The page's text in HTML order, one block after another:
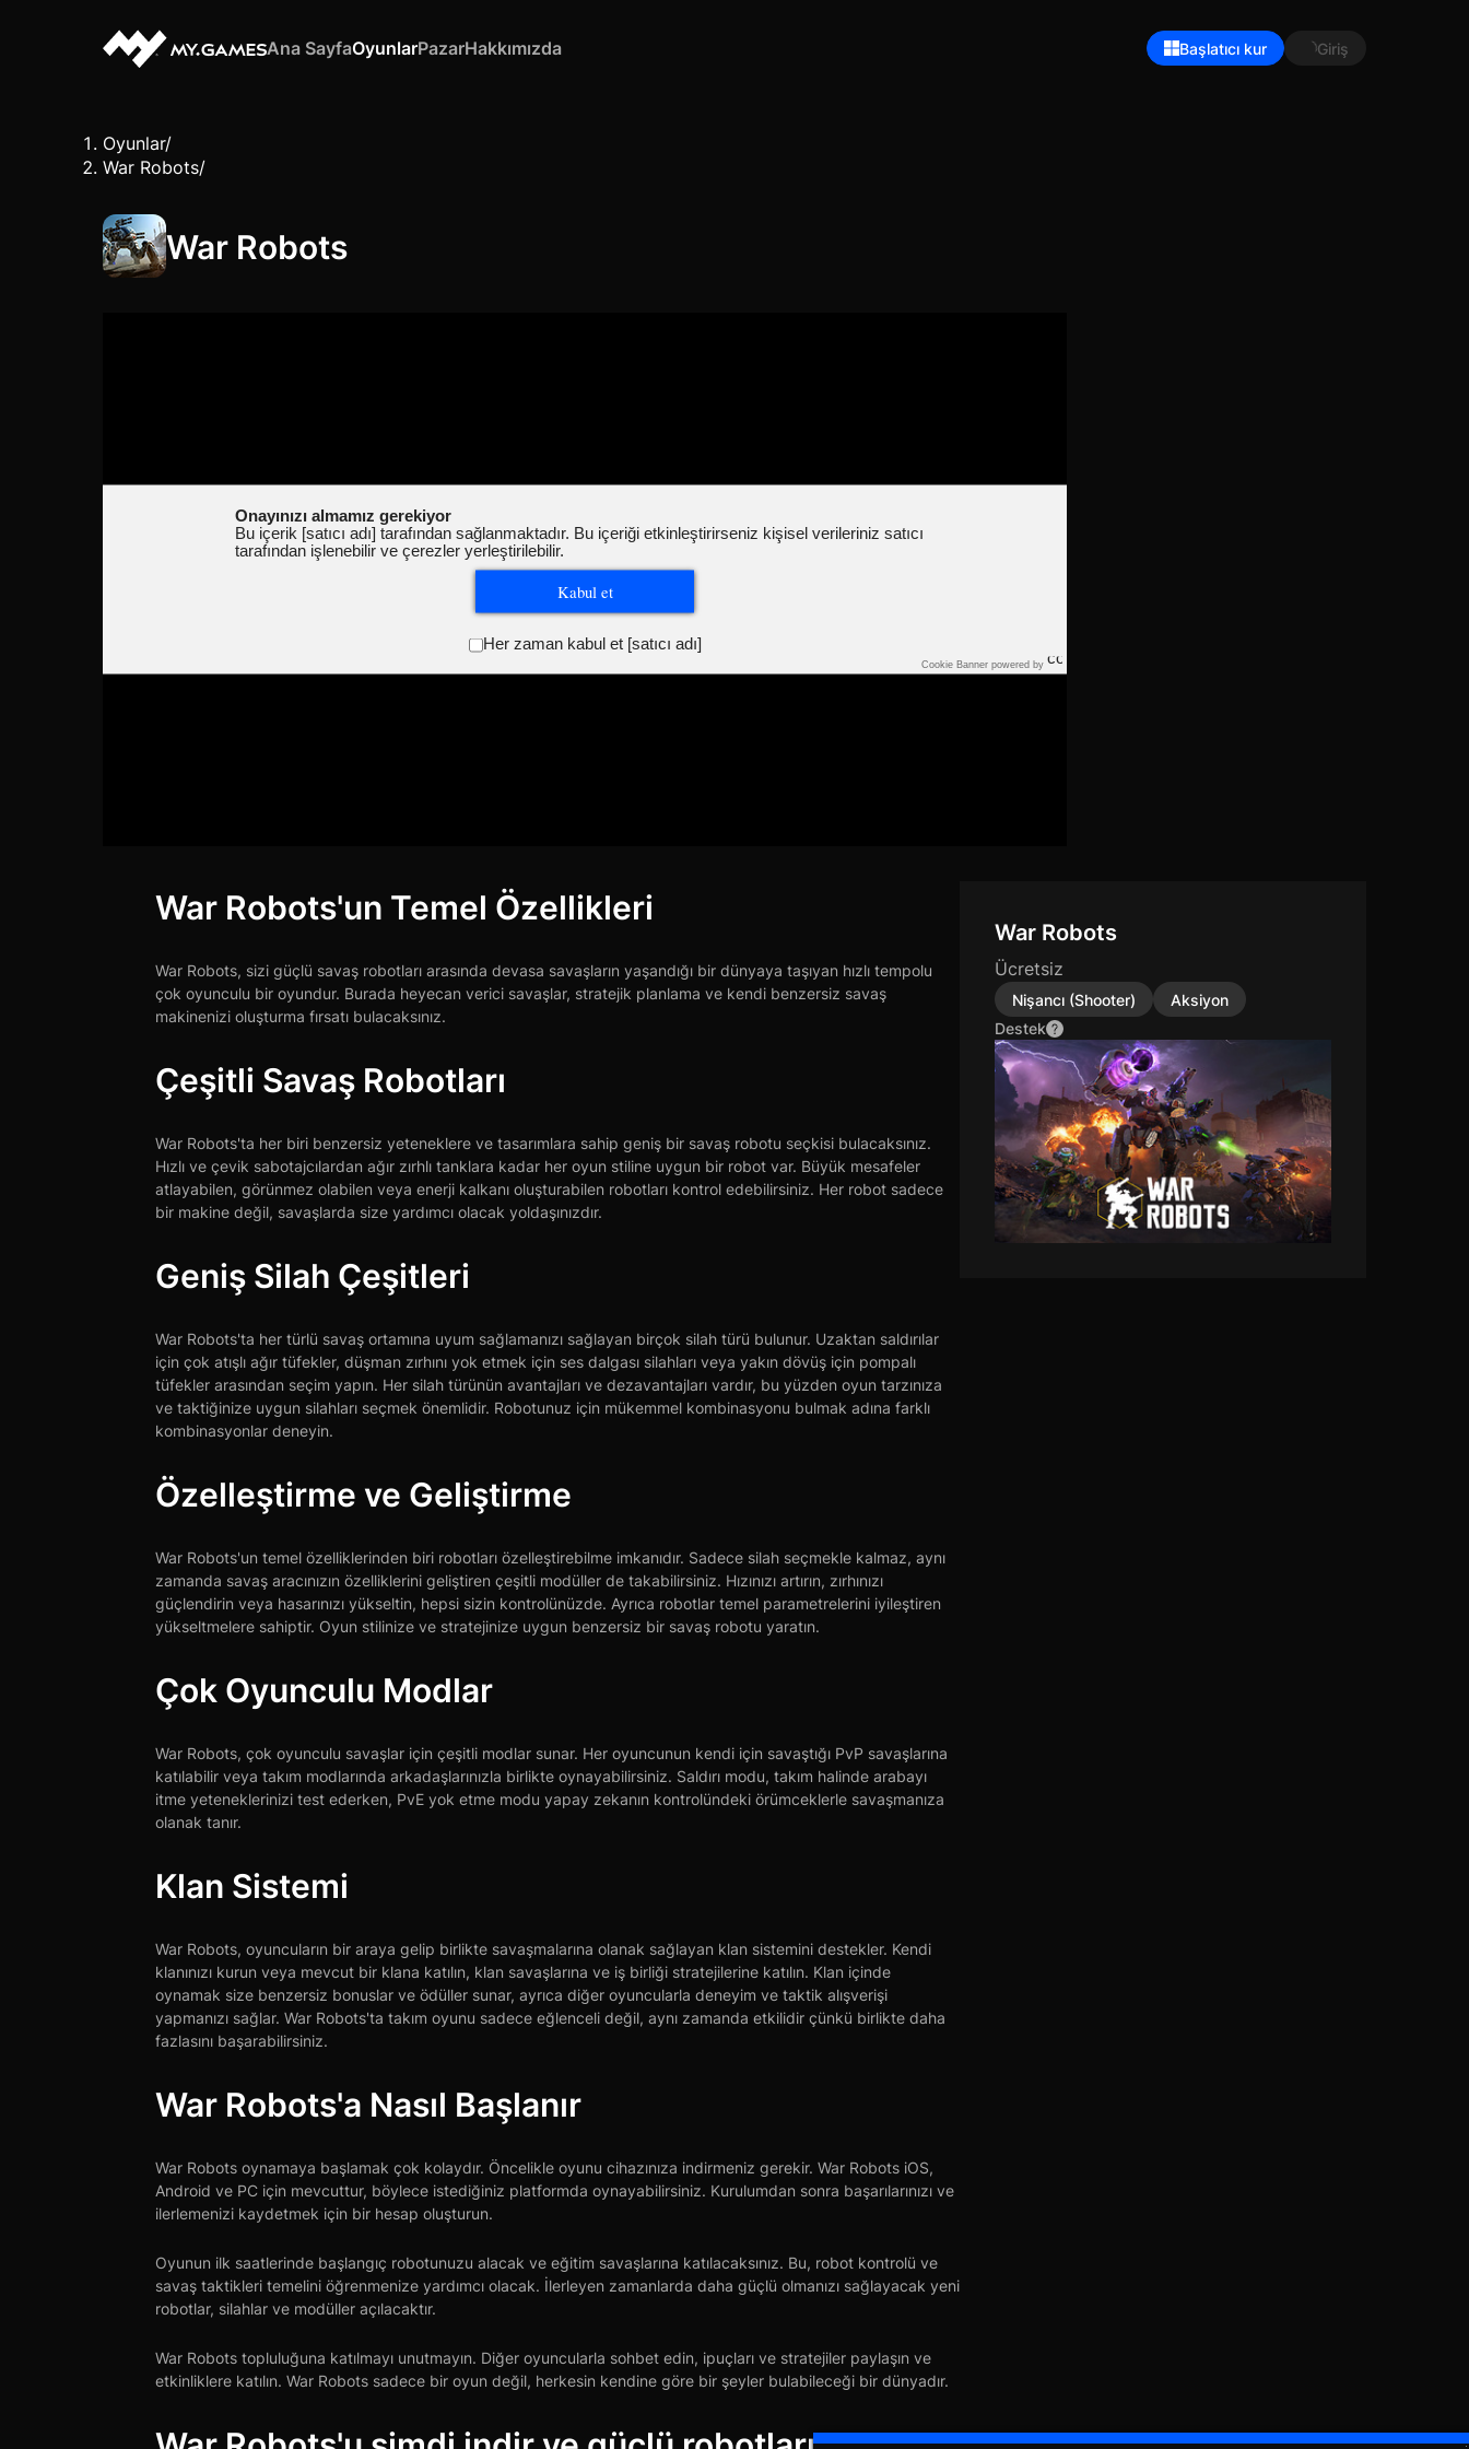
Ana SayfaOyunlarPazarHakkımızda Başlatıcı kur Giriş
Oyunlar/
War Robots/
War Robots
Onayınızı almamız gerekiyor
Bu içerik [satıcı adı] tarafından sağlanmaktadır. Bu içeriği etkinleştirirseniz kişisel verileriniz satıcı
tarafından işlenebilir ve çerezler yerleştirilebilir.
Kabul et
Her zaman kabul et [satıcı adı]
Cookie Banner powered by
War Robots
Ücretsiz
Nişancı (Shooter)
Aksiyon
Destek
War Robots'un Temel Özellikleri
War Robots, sizi güçlü savaş robotları arasında devasa savaşların yaşandığı bir dünyaya taşıyan hızlı tempolu
çok oyunculu bir oyundur. Burada heyecan verici savaşlar, stratejik planlama ve kendi benzersiz savaş
makinenizi oluşturma fırsatı bulacaksınız.
Çeşitli Savaş Robotları
War Robots'ta her biri benzersiz yeteneklere ve tasarımlara sahip geniş bir savaş robotu seçkisi bulacaksınız.
Hızlı ve çevik sabotajcılardan ağır zırhlı tanklara kadar her oyun stiline uygun bir robot var. Büyük mesafeler
atlayabilen, görünmez olabilen veya enerji kalkanı oluşturabilen robotları kontrol edebilirsiniz. Her robot sadece
bir makine değil, savaşlarda size yardımcı olacak yoldaşınızdır.
Geniş Silah Çeşitleri
War Robots'ta her türlü savaş ortamına uyum sağlamanızı sağlayan birçok silah türü bulunur. Uzaktan saldırılar
için çok atışlı ağır tüfekler, düşman zırhını yok etmek için ses dalgası silahları veya yakın dövüş için pompalı
tüfekler arasından seçim yapın. Her silah türünün avantajları ve dezavantajları vardır, bu yüzden oyun tarzınıza
ve taktiğinize uygun silahları seçmek önemlidir. Robotunuz için mükemmel kombinasyonu bulmak adına farklı
kombinasyonlar deneyin.
Özelleştirme ve Geliştirme
War Robots'un temel özelliklerinden biri robotları özelleştirebilme imkanıdır. Sadece silah seçmekle kalmaz, aynı
zamanda savaş aracınızın özelliklerini geliştiren çeşitli modüller de takabilirsiniz. Hızınızı artırın, zırhınızı
güçlendirin veya hasarınızı yükseltin, hepsi sizin kontrolünüzde. Ayrıca robotlar temel parametrelerini iyileştiren
yükseltmelere sahiptir. Oyun stilinize ve stratejinize uygun benzersiz bir savaş robotu yaratın.
Çok Oyunculu Modlar
War Robots, çok oyunculu savaşlar için çeşitli modlar sunar. Her oyuncunun kendi için savaştığı PvP savaşlarına
katılabilir veya takım modlarında arkadaşlarınızla birlikte oynayabilirsiniz. Saldırı modu, takım halinde arabayı
itme yeteneklerinizi test ederken, PvE yok etme modu yapay zekanın kontrolündeki örümceklerle savaşmanıza
olanak tanır.
Klan Sistemi
War Robots, oyuncuların bir araya gelip birlikte savaşmalarına olanak sağlayan klan sistemini destekler. Kendi
klanınızı kurun veya mevcut bir klana katılın, klan savaşlarına ve iş birliği stratejilerine katılın. Klan içinde
oynamak size benzersiz bonuslar ve ödüller sunar, ayrıca diğer oyuncularla deneyim ve taktik alışverişi
yapmanızı sağlar. War Robots'ta takım oyunu sadece eğlenceli değil, aynı zamanda etkilidir çünkü birlikte daha
fazlasını başarabilirsiniz.
War Robots'a Nasıl Başlanır
War Robots oynamaya başlamak çok kolaydır. Öncelikle oyunu cihazınıza indirmeniz gerekir. War Robots iOS,
Android ve PC için mevcuttur, böylece istediğiniz platformda oynayabilirsiniz. Kurulumdan sonra başarılarınızı ve
ilerlemenizi kaydetmek için bir hesap oluşturun.
Oyunun ilk saatlerinde başlangıç robotunuzu alacak ve eğitim savaşlarına katılacaksınız. Bu, robot kontrolü ve
savaş taktikleri temelini öğrenmenize yardımcı olacak. İlerleyen zamanlarda daha güçlü olmanızı sağlayacak yeni
robotlar, silahlar ve modüller açılacaktır.
War Robots topluluğuna katılmayı unutmayın. Diğer oyuncularla sohbet edin, ipuçları ve stratejiler paylaşın ve
etkinliklere katılın. War Robots sadece bir oyun değil, herkesin kendine göre bir şeyler bulabileceği bir dünyadır.